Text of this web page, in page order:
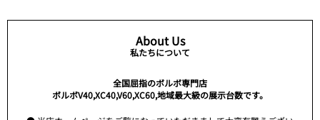
About Us
私たちについて
全国屈指のボルボ専門店
ボルボV40,XC40,V60,XC60,地域最大級の展示台数です。